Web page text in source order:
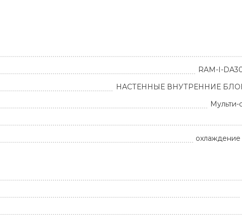
RAM-I-
НАСТЕННЫЕ ВНУТРЕННИЕ
Мульти-